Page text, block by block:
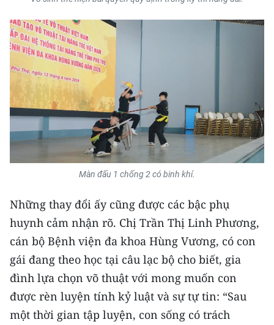
Màn đấu 1 chống 2 có binh khí.
Những thay đổi ấy cũng được các bậc phụ
huynh cảm nhận rõ. Chị Trần Thị Linh Phương,
cán bộ Bệnh viện đa khoa Hùng Vương, có con
gái đang theo học tại câu lạc bộ cho biết, gia
đình lựa chọn võ thuật với mong muốn con
được rèn luyện tính kỷ luật và sự tự tin: “Sau
một thời gian tập luyện, con sống có trách